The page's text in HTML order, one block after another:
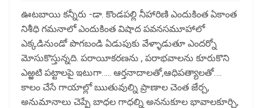
ఊటబాయి కన్నీరు -డా. కొండపల్లి నీహారిణి ఎందుకింత ఏకాంత
నిశీధి గమనాలో ఎందుకింత విషాద పవనసమూహాలో
ఎక్కడినుండో పొగబండి ఏడుపుకు వేళ్ళాడుతూ ఎందర్నో
మోసుకొస్తున్నది. పరాయీకరణను , పరాభవాలను కూరుకొని
ఎఱ్ఱటి పట్టాలపై ఇటుగా….. ఆర్తనాదాలతో,ఆధిపత్యాలతో….
కాలం చేసే గాయాల్లో ఋతువుల్ని ప్రాణాల చెంత జేర్చ,
అనుమానాలు చెప్పే బాధల గాధల్ని అననుకూల భావాలకూర్చి,